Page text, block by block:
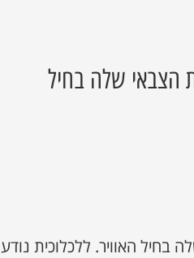
הצבאי שלה בחיל
בחיל האוויר. ללכלוכית נודע